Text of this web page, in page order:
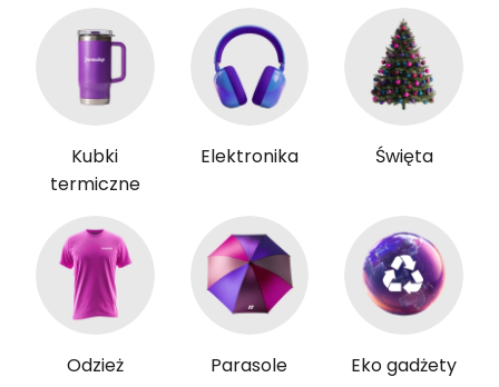
Kubki
termiczne
Elektronika Święta
Odzież Parasole Eko gadżety